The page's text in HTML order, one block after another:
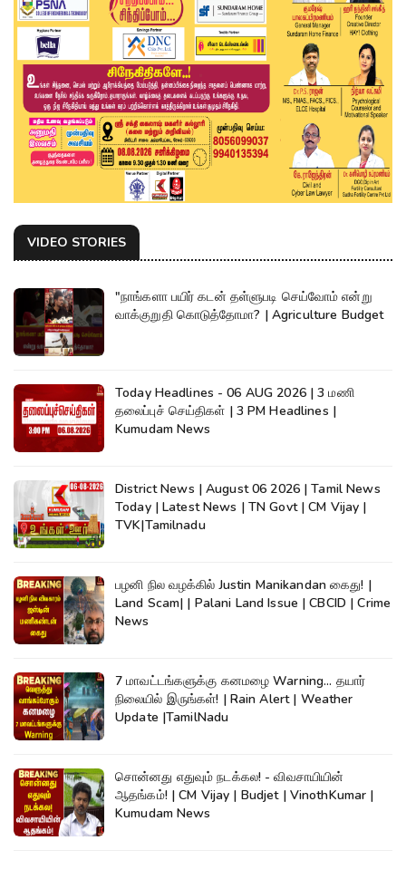
VIDEO STORIES
"நாங்களா பயிர் கடன் தள்ளுபடி செய்வோம் என்று
வாக்குறுதி கொடுத்தோமா? | Agriculture Budget
Today Headlines - 06 AUG 2026 | 3 மணி
தலைப்புச் செய்திகள் | 3 PM Headlines |
Kumudam News
District News | August 06 2026 | Tamil News
Today | Latest News | TN Govt | CM Vijay |
TVK|Tamilnadu
பழனி நில வழக்கில் Justin Manikandan கைது! |
Land Scam| | Palani Land Issue | CBCID | Crime
News
7 மாவட்டங்களுக்கு கனமழை Warning... தயார்
நிலையில் இருங்கள்! | Rain Alert | Weather
Update |TamilNadu
சொன்னது எதுவும் நடக்கல! - விவசாயியின்
ஆதங்கம்! | CM Vijay | Budjet | VinothKumar |
Kumudam News